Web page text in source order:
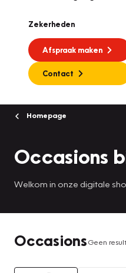
Zekerheden
Afspraak maken
Contact
Homepage
Occasions
Welkom in onze digitale
OccasionsGeen